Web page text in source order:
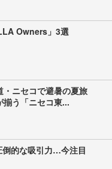
Owners」3選
ニセコで避暑の夏旅
う「ニセコ東...
的な吸引力…今注目